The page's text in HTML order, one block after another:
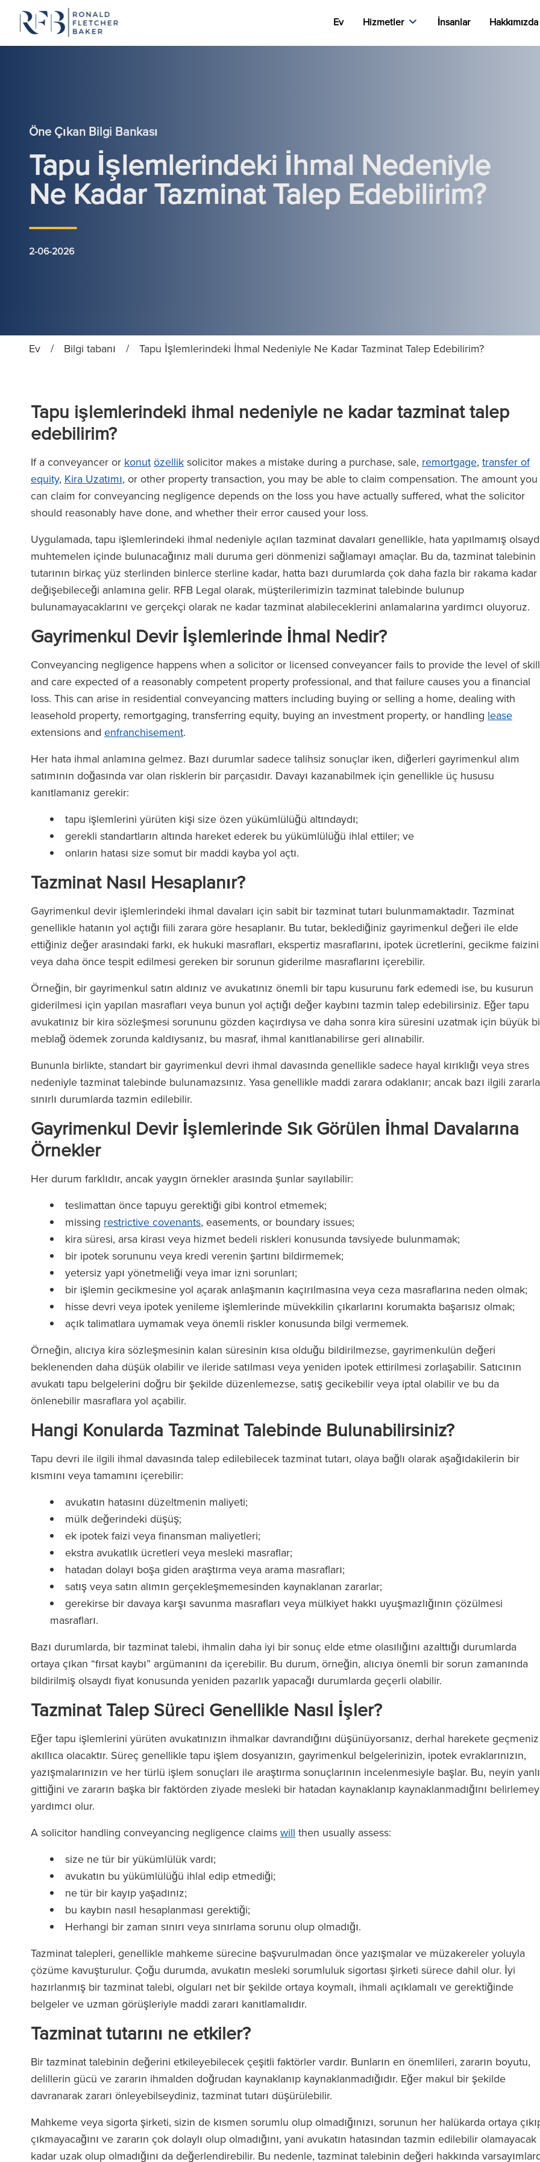
Ev Hizmetler İnsanlar Hakkımızda
Öne Çıkan Bilgi Bankası
Tapu İşlemlerindeki İhmal Nedeniyle
Ne Kadar Tazminat Talep Edebilirim?
2-06-2026
Ev / Bilgi tabanı / Tapu İşlemlerindeki İhmal Nedeniyle Ne Kadar Tazminat Talep Edebilirim?
Tapu işlemlerindeki ihmal nedeniyle ne kadar tazminat talep
edebilirim?
If a conveyancer or konut özellik solicitor makes a mistake during a purchase, sale, remortgage, transfer of
equity, Kira Uzatımı, or other property transaction, you may be able to claim compensation. The amount you
can claim for conveyancing negligence depends on the loss you have actually suffered, what the solicitor
should reasonably have done, and whether their error caused your loss.
Uygulamada, tapu işlemlerindeki ihmal nedeniyle açılan tazminat davaları genellikle, hata yapılmamış
muhtemelen içinde bulunacağınız mali duruma geri dönmenizi sağlamayı amaçlar. Bu da, tazminat talebinin
tutarının birkaç yüz sterlinden binlerce sterline kadar, hatta bazı durumlarda çok daha fazla bir rakama kadar
değişebileceği anlamına gelir. RFB Legal olarak, müşterilerimizin tazminat talebinde bulunup
bulunamayacaklarını ve gerçekçi olarak ne kadar tazminat alabileceklerini anlamalarına yardımcı oluyoruz.
Gayrimenkul Devir İşlemlerinde İhmal Nedir?
Conveyancing negligence happens when a solicitor or licensed conveyancer fails to provide the level of skill
and care expected of a reasonably competent property professional, and that failure causes you a financial
loss. This can arise in residential conveyancing matters including buying or selling a home, dealing with
leasehold property, remortgaging, transferring equity, buying an investment property, or handling lease
extensions and enfranchisement.
Her hata ihmal anlamına gelmez. Bazı durumlar sadece talihsiz sonuçlar iken, diğerleri gayrimenkul alım
satımının doğasında var olan risklerin bir parçasıdır. Davayı kazanabilmek için genellikle üç hususu
kanıtlamanız gerekir:
tapu işlemlerini yürüten kişi size özen yükümlülüğü altındaydı;
gerekli standartların altında hareket ederek bu yükümlülüğü ihlal ettiler; ve
onların hatası size somut bir maddi kayba yol açtı.
Tazminat Nasıl Hesaplanır?
Gayrimenkul devir işlemlerindeki ihmal davaları için sabit bir tazminat tutarı bulunmamaktadır. Tazminat
genellikle hatanın yol açtığı fiili zarara göre hesaplanır. Bu tutar, beklediğiniz gayrimenkul değeri ile elde
ettiğiniz değer arasındaki farkı, ek hukuki masrafları, ekspertiz masraflarını, ipotek ücretlerini, gecikme faizini
veya daha önce tespit edilmesi gereken bir sorunun giderilme masraflarını içerebilir.
Örneğin, bir gayrimenkul satın aldınız ve avukatınız önemli bir tapu kusurunu fark edemedi ise, bu kusurun
giderilmesi için yapılan masrafları veya bunun yol açtığı değer kaybını tazmin talep edebilirsiniz. Eğer tapu
avukatınız bir kira sözleşmesi sorununu gözden kaçırdıysa ve daha sonra kira süresini uzatmak için büyük
meblağ ödemek zorunda kaldıysanız, bu masraf, ihmal kanıtlanabilirse geri alınabilir.
Bununla birlikte, standart bir gayrimenkul devri ihmal davasında genellikle sadece hayal kırıklığı veya stres
nedeniyle tazminat talebinde bulunamazsınız. Yasa genellikle maddi zarara odaklanır; ancak bazı ilgili
sınırlı durumlarda tazmin edilebilir.
Gayrimenkul Devir İşlemlerinde Sık Görülen İhmal Davalarına
Örnekler
Her durum farklıdır, ancak yaygın örnekler arasında şunlar sayılabilir:
teslimattan önce tapuyu gerektiği gibi kontrol etmemek;
missing restrictive covenants, easements, or boundary issues;
kira süresi, arsa kirası veya hizmet bedeli riskleri konusunda tavsiyede bulunmamak;
bir ipotek sorununu veya kredi verenin şartını bildirmemek;
yetersiz yapı yönetmeliği veya imar izni sorunları;
bir işlemin gecikmesine yol açarak anlaşmanın kaçırılmasına veya ceza masraflarına neden olmak;
hisse devri veya ipotek yenileme işlemlerinde müvekkilin çıkarlarını korumakta başarısız olmak;
açık talimatlara uymamak veya önemli riskler konusunda bilgi vermemek.
Örneğin, alıcıya kira sözleşmesinin kalan süresinin kısa olduğu bildirilmezse, gayrimenkulün değeri
beklenenden daha düşük olabilir ve ileride satılması veya yeniden ipotek ettirilmesi zorlaşabilir. Satıcının
avukatı tapu belgelerini doğru bir şekilde düzenlemezse, satış gecikebilir veya iptal olabilir ve bu da
önlenebilir masraflara yol açabilir.
Hangi Konularda Tazminat Talebinde Bulunabilirsiniz?
Tapu devri ile ilgili ihmal davasında talep edilebilecek tazminat tutarı, olaya bağlı olarak aşağıdakilerin bir
kısmını veya tamamını içerebilir:
avukatın hatasını düzeltmenin maliyeti;
mülk değerindeki düşüş;
ek ipotek faizi veya finansman maliyetleri;
ekstra avukatlık ücretleri veya mesleki masraflar;
hatadan dolayı boşa giden araştırma veya arama masrafları;
satış veya satın alımın gerçekleşmemesinden kaynaklanan zararlar;
gerekirse bir davaya karşı savunma masrafları veya mülkiyet hakkı uyuşmazlığının çözülmesi
masrafları.
Bazı durumlarda, bir tazminat talebi, ihmalin daha iyi bir sonuç elde etme olasılığını azalttığı durumlarda
ortaya çıkan “fırsat kaybı” argümanını da içerebilir. Bu durum, örneğin, alıcıya önemli bir sorun zamanında
bildirilmiş olsaydı fiyat konusunda yeniden pazarlık yapacağı durumlarda geçerli olabilir.
Tazminat Talep Süreci Genellikle Nasıl İşler?
Eğer tapu işlemlerini yürüten avukatınızın ihmalkar davrandığını düşünüyorsanız, derhal harekete geçmeniz
akıllıca olacaktır. Süreç genellikle tapu işlem dosyanızın, gayrimenkul belgelerinizin, ipotek evraklarınızın,
yazışmalarınızın ve her türlü işlem sonuçları ile araştırma sonuçlarının incelenmesiyle başlar. Bu, neyin
gittiğini ve zararın başka bir faktörden ziyade mesleki bir hatadan kaynaklanıp kaynaklanmadığını
yardımcı olur.
A solicitor handling conveyancing negligence claims will then usually assess:
size ne tür bir yükümlülük vardı;
avukatın bu yükümlülüğü ihlal edip etmediği;
ne tür bir kayıp yaşadınız;
bu kaybın nasıl hesaplanması gerektiği;
Herhangi bir zaman sınırı veya sınırlama sorunu olup olmadığı.
Tazminat talepleri, genellikle mahkeme sürecine başvurulmadan önce yazışmalar ve müzakereler yoluyla
çözüme kavuşturulur. Çoğu durumda, avukatın mesleki sorumluluk sigortası şirketi sürece dahil olur. İyi
hazırlanmış bir tazminat talebi, olguları net bir şekilde ortaya koymalı, ihmali açıklamalı ve gerektiğinde
belgeler ve uzman görüşleriyle maddi zararı kanıtlamalıdır.
Tazminat tutarını ne etkiler?
Bir tazminat talebinin değerini etkileyebilecek çeşitli faktörler vardır. Bunların en önemlileri, zararın boyutu,
delillerin gücü ve zararın ihmalden doğrudan kaynaklanıp kaynaklanmadığıdır. Eğer makul bir şekilde
davranarak zararı önleyebilseydiniz, tazminat tutarı düşürülebilir.
Mahkeme veya sigorta şirketi, sizin de kısmen sorumlu olup olmadığınızı, sorunun her halükarda ortaya
çıkmayacağını ve zararın çok dolaylı olup olmadığını, yani avukatın hatasından tazmin edilebilir olamayacak
kadar uzak olup olmadığını da değerlendirebilir. Bu nedenle, tazminat talebinin değeri hakkında
Fletcher Baker'daki ekip
derecede duyarlı ve son
bilgili. Birçok kez ticari
ilgili zorluklarla
ve onların yardımı her
paha biçilmez oldu.’
The Legal 500
(2026)
‘Firmanın her seviyede olağanüstü
avukatları var. RFB'de bir avukata
talimat verdiğinizde ekibin tüm
gücüyle sizi desteklediğini
The Legal 500
(2025)
‘RFB, Magic Circle ücretlerini
etmeden Magic Circle hizmeti
veriyor.’
The Legal 500
(2024)